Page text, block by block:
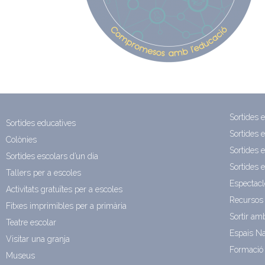
Sortides educatives
Colònies
Sortides escolars d’un dia
Tallers per a escoles
Activitats gratuïtes per a escoles
Fitxes imprimibles per a primària
Teatre escolar
Visitar una granja
Museus
Sortides
Sortides
Sortides
Sortides
Sortir
Espais